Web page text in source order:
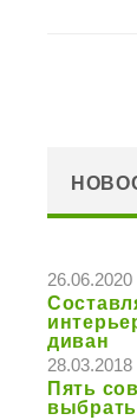
26.06.2020
диван
28.03.2018
Пять